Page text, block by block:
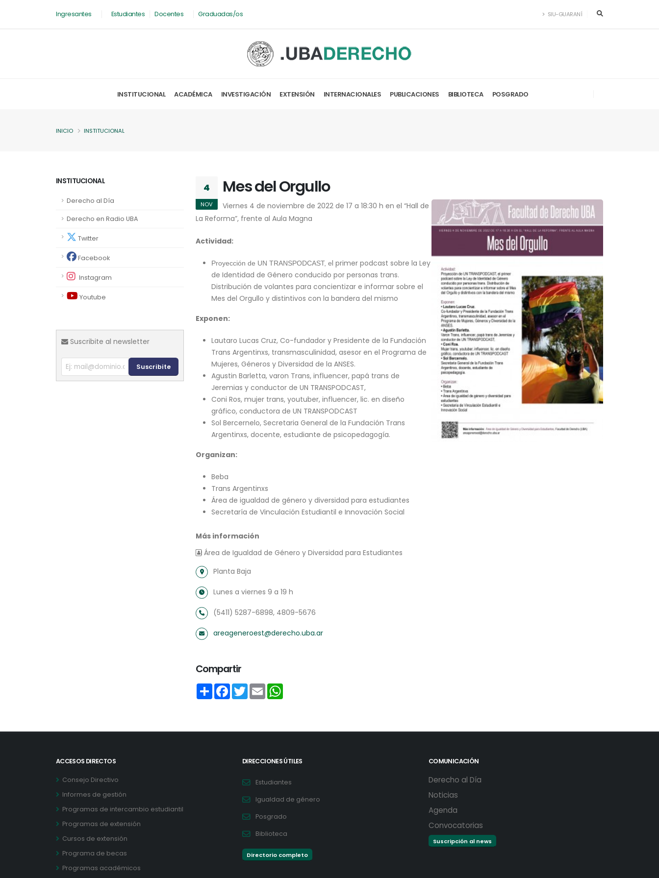
Ingresantes Estudiantes Docentes Graduadas/os SIU-GUARANÍ
INSTITUCIONAL ACADÉMICA INVESTIGACIÓN EXTENSIÓN INTERNACIONALES PUBLICACIONES BIBLIOTECA POSGRADO
INICIO INSTITUCIONAL
INSTITUCIONAL
Derecho al Día
Derecho en Radio UBA
Twitter
Facebook
Instagram
Youtube
Suscribite al newsletter
Suscribite
4
NOV
Mes del Orgullo
Viernes 4 de noviembre de 2022 de 17 a 18:30 h en el “Hall de
La Reforma”, frente al Aula Magna
Actividad:
Proyección de UN TRANSPODCAST, el primer podcast sobre la Ley
de Identidad de Género conducido por personas trans.
Distribución de volantes para concientizar e informar sobre el
Mes del Orgullo y distintivos con la bandera del mismo
Exponen:
Lautaro Lucas Cruz, Co-fundador y Presidente de la Fundación
Trans Argentinxs, transmasculinidad, asesor en el Programa de
Mujeres, Géneros y Diversidad de la ANSES.
Agustin Barletta, varon Trans, influencer, papá trans de
Jeremias y conductor de UN TRANSPODCAST,
Coni Ros, mujer trans, youtuber, influencer, lic. en diseño
gráfico, conductora de UN TRANSPODCAST
Sol Bercernelo, Secretaria General de la Fundación Trans
Argentinxs, docente, estudiante de psicopedagogía.
Organizan:
Beba
Trans Argentinxs
Área de igualdad de género y diversidad para estudiantes
Secretaría de Vinculación Estudiantil e Innovación Social
Más información
Área de Igualdad de Género y Diversidad para Estudiantes
Planta Baja
Lunes a viernes 9 a 19 h
(5411) 5287-6898, 4809-5676
areageneroest@derecho.uba.ar
Compartir
Share Facebook
TwitterEmail
ACCESOS DIRECTOS
Consejo Directivo
Informes de gestión
Programas de intercambio estudiantil
Programas de extensión
Cursos de extensión
Programa de becas
Programas académicos
DIRECCIONES ÚTILES
Estudiantes
Igualdad de género
Posgrado
Biblioteca
Directorio completo
COMUNICACIÓN
Derecho al Día
Noticias
Agenda
Convocatorias
Suscripción al news